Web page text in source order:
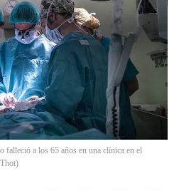
a los 65 años en una clínica en el
Thot)